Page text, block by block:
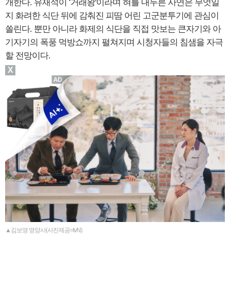
개한다. 유재석이 ‘거래왕'이라며 혀를 내두른 사연은 무엇일
지 화려한 식단 뒤에 감춰진 피땀 어린 고군분투기에 관심이
쏠린다. 뿐만 아니라 화제의 식단을 직접 맛보는 큰자기와 아
기자기의 폭풍 먹방쇼까지 펼쳐지며 시청자들의 침샘을 자극
할 전망이다.
▲김보영 영양사(사진제공=tvN)
X